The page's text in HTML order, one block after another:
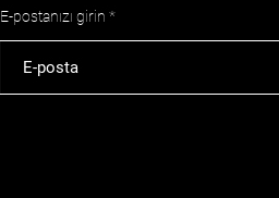
E-postanızı girin